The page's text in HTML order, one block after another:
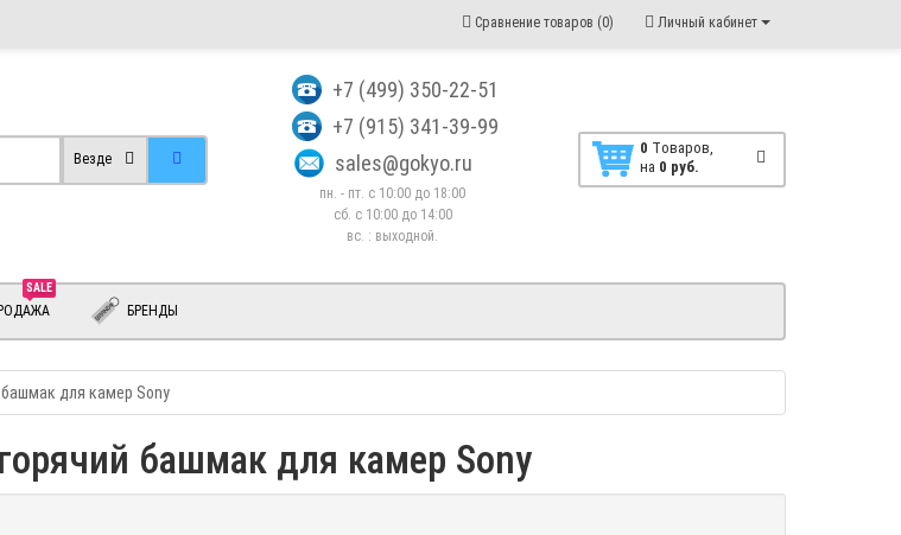
Личный кабинет
Сравнение товаров (0)
+7 (499) 350-22-51
+7 (915) 341-39-99
sales@gokyo.ru
пн. - пт. с 10:00 до 18:00
сб. c 10:00 до 14:00
вс. : выходной.
0 Tоваров,
на 0 руб.
Везде
SALE
БРЕНДЫ
башмак для камер Sony
башмак для камер Sony